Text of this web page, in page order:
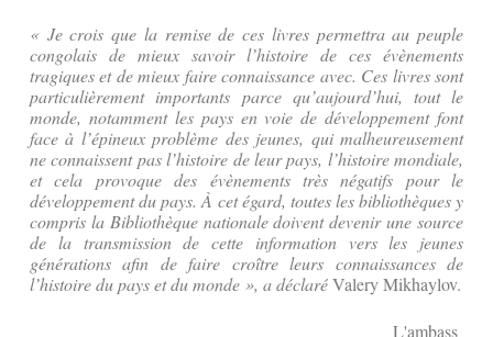
« Je crois que la remise de ces livres permettra au peuple
congolais de mieux savoir l’histoire de ces évènements
tragiques et de mieux faire connaissance avec. Ces livres sont
particulièrement importants parce qu’aujourd’hui, tout le
monde, notamment les pays en voie de développement font
face à l’épineux problème des jeunes, qui malheureusement
ne connaissent pas l’histoire de leur pays, l’histoire mondiale,
et cela provoque des évènements très négatifs pour le
développement du pays. À cet égard, toutes les bibliothèques y
compris la Bibliothèque nationale doivent devenir une source
de la transmission de cette information vers les jeunes
générations afin de faire croître leurs connaissances de
l’histoire du pays et du monde », a déclaréValery Mikhaylov.
L'ambass